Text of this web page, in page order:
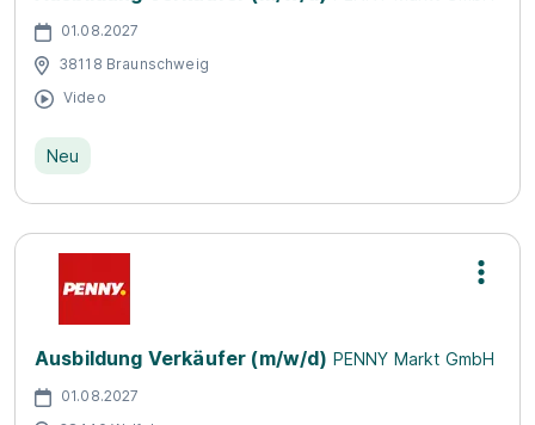
01.08.2027
38118 Braunschweig
Video
Neu
Ausbildung Verkäufer (m/w/d) PENNY Markt GmbH
01.08.2027